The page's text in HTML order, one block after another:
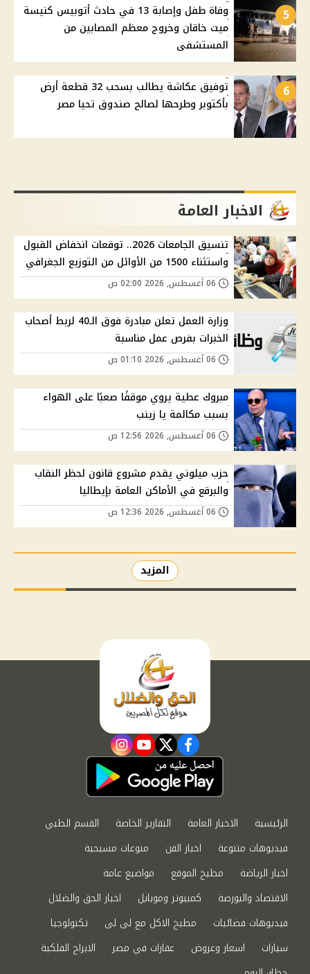
5
وفاة طفل وإصابة 13 في حادث أتوبيس كنيسة
ميت خاقان وخروج معظم المصابين من
المستشفى
6
توفيق عكاشة يطالب بسحب 32 قطعة أرض
بأكتوبر وطرحها لصالح صندوق تحيا مصر
الاخبار العامة
تنسيق الجامعات 2026.. توقعات انخفاض القبول
واستثناء 1500 من الأوائل من التوزيع الجغرافي
وزارة العمل تعلن مبادرة فوق الـ40 لربط أصحاب
الخبرات بفرص عمل مناسبة
مبروك عطية يروي موقفًا صعبًا على الهواء
بسبب مكالمة يا زينب
حزب ميلوني يقدم مشروع قانون لحظر النقاب
والبرقع في الأماكن العامة بإيطاليا
المزيد
facebook
twitter
youtube
instagram
الرئيسية الاخبار العامة التقارير الخاصة
القسم الطبي
فيديوهات متنوعة
اخبار الفن
منوعات مسيحية
اخبار الرياضة
مطبخ الموقع
مواضيع عامة
الاقتصاد والبورصة
كمبيوتر وموبايل
اخبار الحق والضلال
فيديوهات فضائيات
مطبخ الاكل مع لى لى
تكنولوجيا
سيارات
اسعار وعروض عقارات في مصر
الابراج الفلكية